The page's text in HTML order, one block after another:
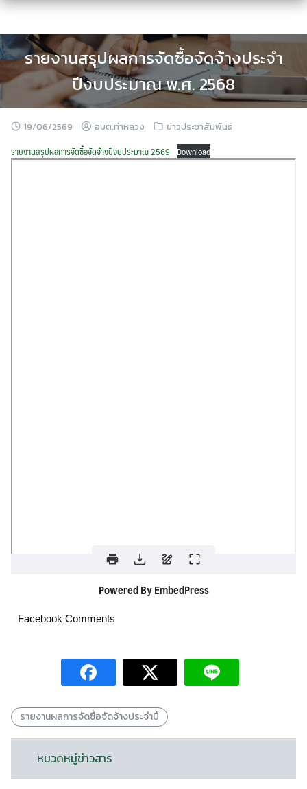
Skip
content
รายงานสรุปผลการจัดซื้อจัดจ้างประจำ
ปีงบประมาณ พ.ศ. 2568
19/06/2569 อบต.ท่าหลวง ข่าวประชาสัมพันธ์
รายงานสรุปผลการจัดซื้อจัดจ้างปีงบประมาณ 2569 Download
Powered By EmbedPress
Facebook Comments
รายงานผลการจัดซื้อจัดจ้างประจำปี
หมวดหมู่ข่าวสาร